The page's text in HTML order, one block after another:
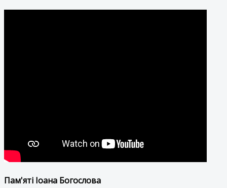
Пам'яті Іоана Богослова